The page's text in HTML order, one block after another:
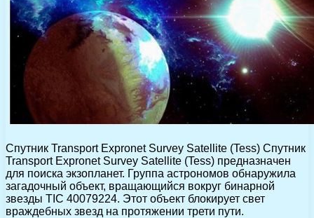
Спутник Transport Expronet Survey Satellite (Tess) Спутник
Transport Expronet Survey Satellite (Tess) предназначен
для поиска экзопланет. Группа астрономов обнаружила
загадочный объект, вращающийся вокруг бинарной
звезды TIC 40079224. Этот объект блокирует свет
враждебных звезд на протяжении трети пути.